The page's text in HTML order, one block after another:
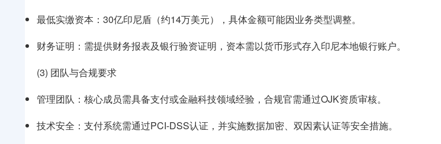
最低实缴资本：30亿印尼盾（约14万美元），具体金额可能因业务类型调整。
财务证明：需提供财务报表及银行验资证明，资本需以货币形式存入印尼本地银行账户。
(3) 团队与合规要求
管理团队：核心成员需具备支付或金融科技领域经验，合规官需通过OJK资质审核。
技术安全：支付系统需通过PCI-DSS认证，并实施数据加密、双因素认证等安全措施。